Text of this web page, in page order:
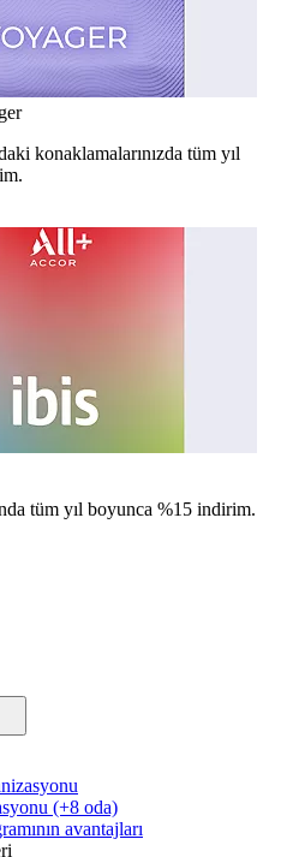
konaklamalarınızda tüm yıl
tüm yıl boyunca %15 indirim.
(+8 oda)
avantajları